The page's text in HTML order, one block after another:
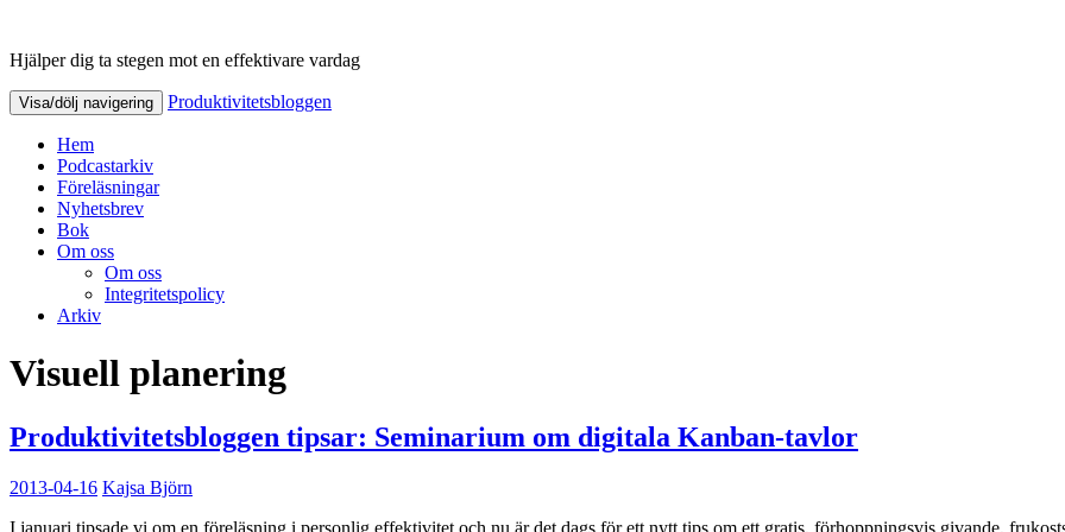
Produktivitetsbloggen
Hjälper dig ta stegen mot en effektivare vardag
Visa/dölj navigering Produktivitetsbloggen
Hem
Podcastarkiv
Föreläsningar
Nyhetsbrev
Bok
Om oss
Om oss
Integritetspolicy
Arkiv
Visuell planering
Produktivitetsbloggen tipsar: Seminarium om digitala Kanban-tavlor
2013-04-16 Kajsa Björn
I januari tipsade vi om en föreläsning i personlig effektivitet och nu är det dags för ett nytt tips om ett gratis, förhoppningsvis givande,